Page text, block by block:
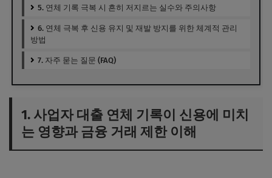
5. 연체 기록 극복 시 흔히 저지르는 실수와 주의사항
6. 연체 극복 후 신용 유지 및 재발 방지를 위한 체계적 관리
방법
7. 자주 묻는 질문 (FAQ)
1. 사업자 대출 연체 기록이 신용에 미치
는 영향과 금융 거래 제한 이해